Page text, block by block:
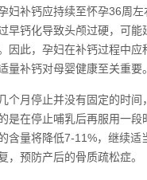
妇补钙应持续至怀孕36周
早钙化导致头颅过硬，可能
因此，孕妇在补钙过程中应
量补钙对母婴健康至关重要。
个月停止并没有固定的时间
是在停止哺乳后再服用一段
含量将降低7-11%，继续适
，预防产后的骨质疏松症。